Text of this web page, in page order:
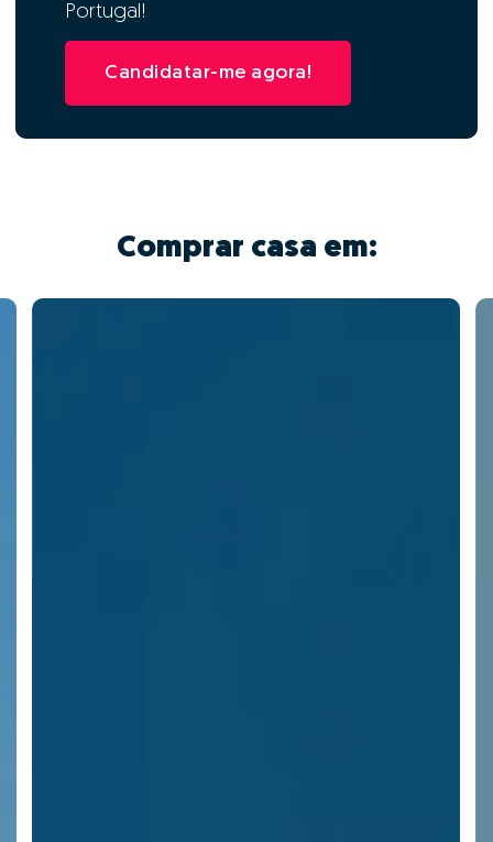
Portugal!
Candidatar-me agora!
Comprar casa em: